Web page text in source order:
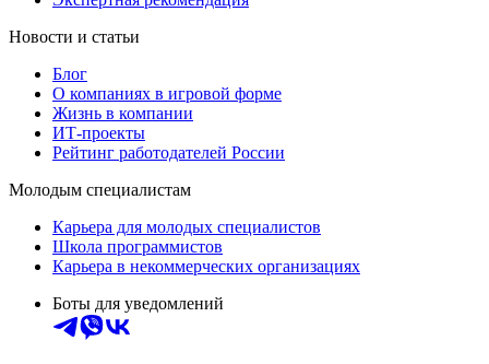
Новости и статьи
Блог
О компаниях в игровой форме
Жизнь в компании
ИТ-проекты
Рейтинг работодателей России
Молодым специалистам
Карьера для молодых специалистов
Школа программистов
Карьера в некоммерческих организациях
Боты для уведомлений